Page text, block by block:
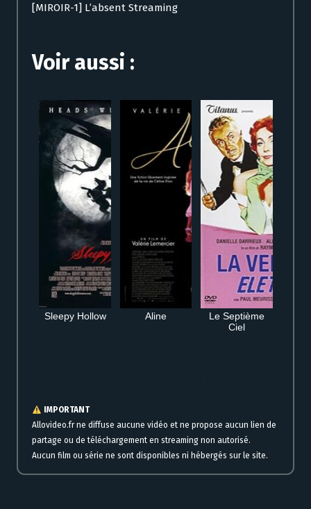
[MIROIR-1] L’absent Streaming
Voir aussi :
Sleepy Hollow Aline
Le Septième
Ciel
IMPORTANT
Allovideo.fr ne diffuse aucune vidéo et ne propose aucun lien de
partage ou de téléchargement en streaming non autorisé.
Aucun film ou série ne sont disponibles ni hébergés sur le site.